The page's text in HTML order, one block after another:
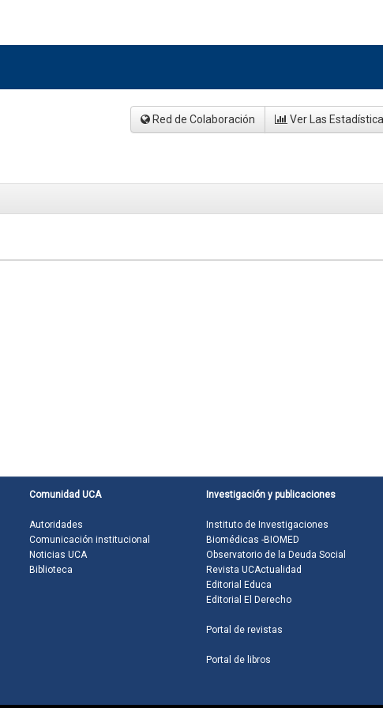
Red de Colaboración Ver Las
Comunidad UCA
Autoridades
Comunicación institucional
Noticias UCA
Biblioteca
Investigación y publicaciones
Instituto de Investigaciones
Biomédicas -BIOMED
Observatorio de la Deuda Social
Revista UCActualidad
Editorial Educa
Editorial El Derecho
Portal de revistas
Portal de libros